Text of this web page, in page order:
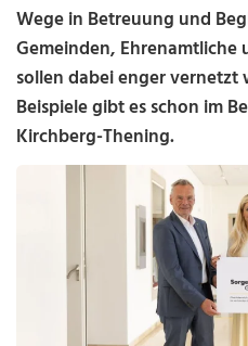
Wege in Betreuung und
Gemeinden, Ehrenamtliche
sollen dabei enger vernetzt
Beispiele gibt es schon im
Kirchberg-Thening.